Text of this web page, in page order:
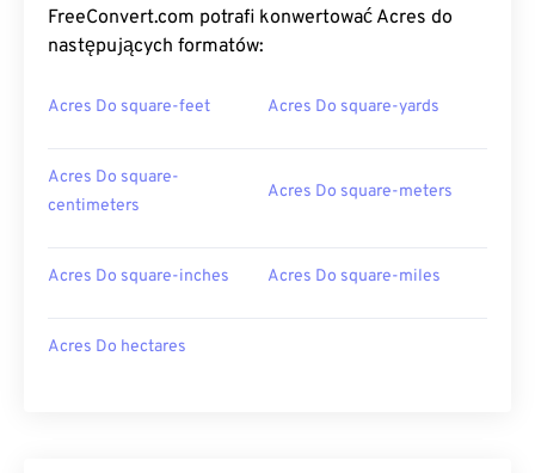
FreeConvert.com potrafi konwertować Acres do
następujących formatów:
Acres Do square-feet Acres Do square-yards
Acres Do square-
centimeters
Acres Do square-meters
Acres Do square-inches Acres Do square-miles
Acres Do hectares